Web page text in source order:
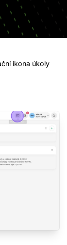
ikona úkoly